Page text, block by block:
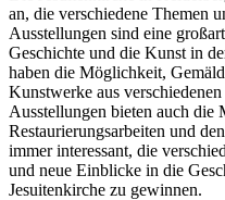
an, die verschiedene Themen
Ausstellungen sind eine
Geschichte und die Kunst in
haben die Möglichkeit,
Kunstwerke aus
Ausstellungen bieten auch die
Restaurierungsarbeiten und
immer interessant, die
und neue Einblicke in die
Jesuitenkirche zu gewinnen.